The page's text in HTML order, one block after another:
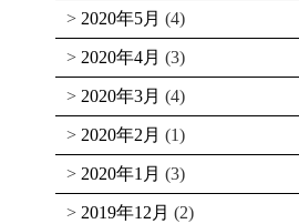
2020年5月 (4)
2020年4月 (3)
2020年3月 (4)
2020年2月 (1)
2020年1月 (3)
2019年12月 (2)